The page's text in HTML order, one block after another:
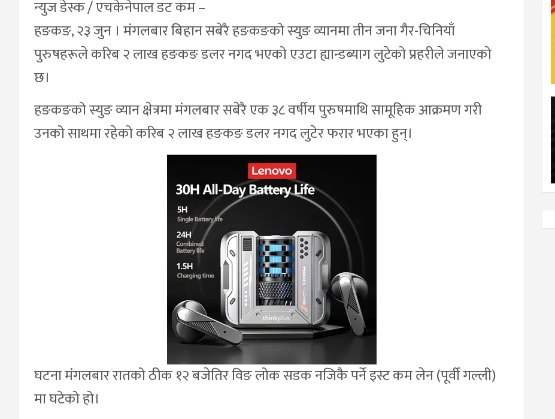
न्युज डेस्क / एचकेनेपाल डट कम –
हङकङ, २३ जुन । मंगलबार बिहान सबेरै हङकङको स्युङ व्यानमा तीन जना गैर-चिनियाँ
पुरुषहरूले करिब २ लाख हङकङ डलर नगद भएको एउटा ह्यान्डब्याग लुटेको प्रहरीले जनाएको
छ।
हङकङको स्युङ व्यान क्षेत्रमा मंगलबार सबेरै एक ३८ वर्षीय पुरुषमाथि सामूहिक आक्रमण गरी
उनको साथमा रहेको करिब २ लाख हङकङ डलर नगद लुटेर फरार भएका हुन्।
घटना मंगलबार रातको ठीक १२ बजेतिर विङ लोक सडक नजिकै पर्ने इस्ट कम लेन (पूर्वी गल्ली)
मा घटेको हो।